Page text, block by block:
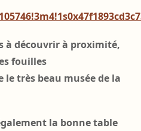
à découvrirà proximité,
fouilles
très beau musée de la
la bonne table